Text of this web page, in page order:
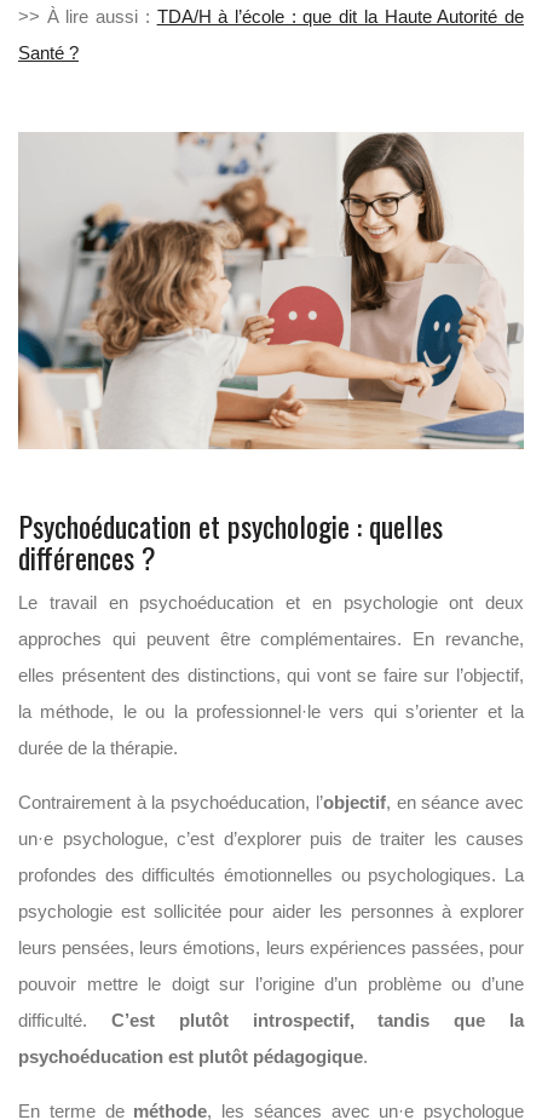
>> À lire aussi : TDA/H à l’école : que dit la Haute Autorité de
Santé ?
Psychoéducation et psychologie : quelles
différences ?
Le travail en psychoéducation et en psychologie ont deux
approches qui peuvent être complémentaires. En revanche,
elles présentent des distinctions, qui vont se faire sur l’objectif,
la méthode, le ou la professionnel·le vers qui s’orienter et la
durée de la thérapie.
Contrairement à la psychoéducation, l’objectif, en séance avec
un·e psychologue, c’est d’explorer puis de traiter les causes
profondes des difficultés émotionnelles ou psychologiques. La
psychologie est sollicitéepour aider les personnes à explorer
leurs pensées, leurs émotions, leurs expériences passées, pour
pouvoir mettre le doigt sur l’origine d’un problème ou d’une
difficulté. C’est plutôt introspectif, tandis que la
psychoéducation est plutôt pédagogique.
En terme de méthode, les séances avec un·e psychologue